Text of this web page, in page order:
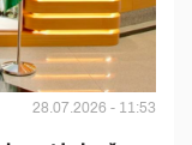
28.07.2026 - 11:53